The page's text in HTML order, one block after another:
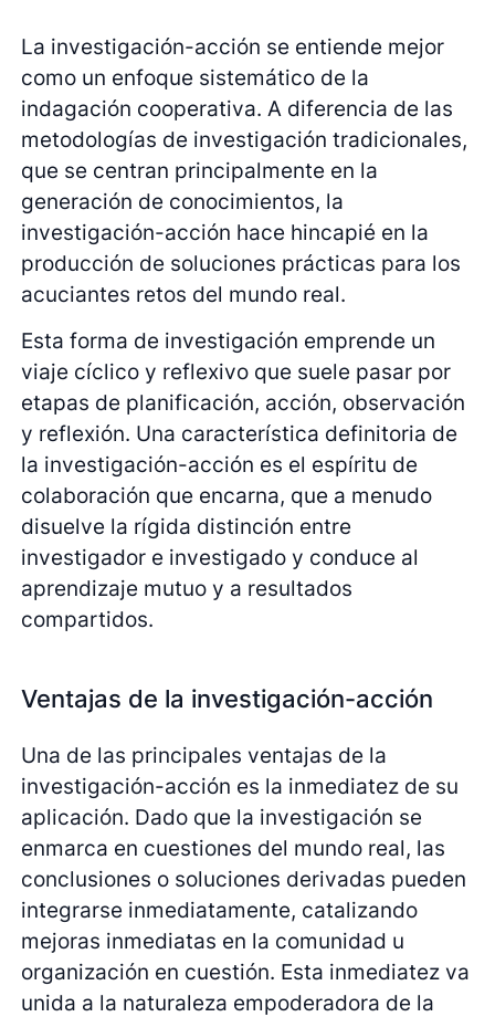
La investigación-acción se entiende mejor
como un enfoque sistemático de la
indagación cooperativa. A diferencia de las
metodologías de investigación tradicionales,
que se centran principalmente en la
generación de conocimientos, la
investigación-acción hace hincapié en la
producción de soluciones prácticas para los
acuciantes retos del mundo real.
Esta forma de investigación emprende un
viaje cíclico y reflexivo que suele pasar por
etapas de planificación, acción, observación
y reflexión. Una característica definitoria de
la investigación-acción es el espíritu de
colaboración que encarna, que a menudo
disuelve la rígida distinción entre
investigador e investigado y conduce al
aprendizaje mutuo y a resultados
compartidos.
Ventajas de la investigación-acción
Una de las principales ventajas de la
investigación-acción es la inmediatez de su
aplicación. Dado que la investigación se
enmarca en cuestiones del mundo real, las
conclusiones o soluciones derivadas pueden
integrarse inmediatamente, catalizando
mejoras inmediatas en la comunidad u
organización en cuestión. Esta inmediatez va
unida a la naturaleza empoderadora de la